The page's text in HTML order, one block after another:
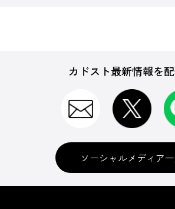
カドスト最新情報を
ソーシャルメディア